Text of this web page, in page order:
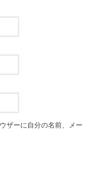
ザーに自分の名前、メー